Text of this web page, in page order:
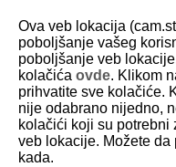
1. Custom Picture
This chapter provides an
1-1 Custom Picture and
Ova veb lokacija
poboljšanje vašeg
poboljšanje veb
kolačića ovde. Klikom
prihvatite sve kolačiće.
nije odabrano nijedno,
kolačići koji su potrebni
veb lokacije. Možete
kada.